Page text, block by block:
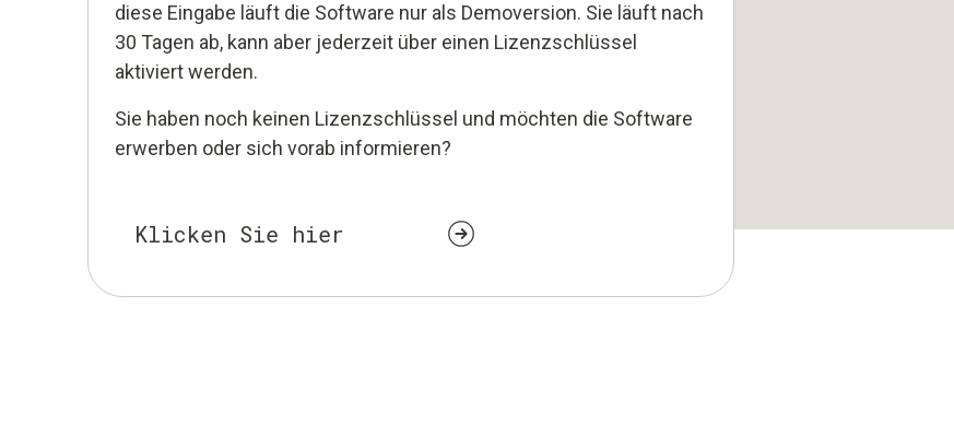
diese Eingabe läuft die Software nur als Demoversion. Sie läuft nach
30 Tagen ab, kann aber jederzeit über einen Lizenzschlüssel
aktiviert werden.
Sie haben noch keinen Lizenzschlüssel und möchten die Software
erwerben oder sich vorab informieren?
Klicken Sie hier